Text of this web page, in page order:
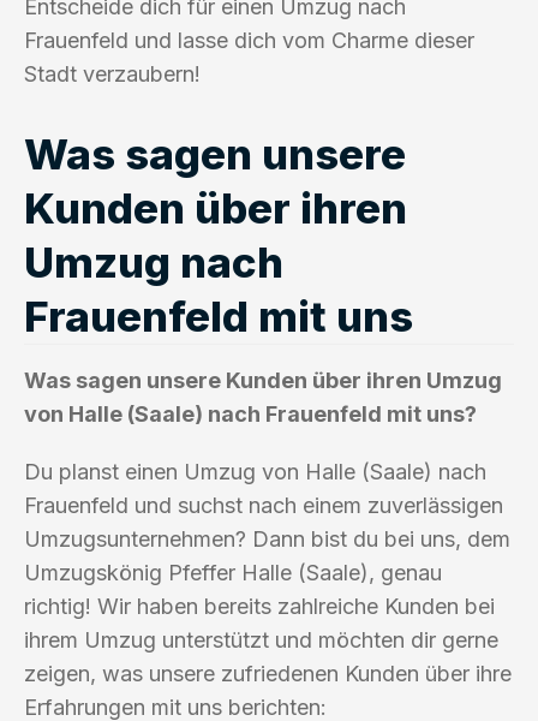
Entscheide dich für einen Umzug nach
Frauenfeld und lasse dich vom Charme dieser
Stadt verzaubern!
Was sagen unsere
Kunden über ihren
Umzug nach
Frauenfeld mit uns
Was sagen unsere Kunden über ihren Umzug
von Halle (Saale) nach Frauenfeld mit uns?
Du planst einen Umzug von Halle (Saale) nach
Frauenfeld und suchst nach einem zuverlässigen
Umzugsunternehmen? Dann bist du bei uns, dem
Umzugskönig Pfeffer Halle (Saale), genau
richtig! Wir haben bereits zahlreiche Kunden bei
ihrem Umzug unterstützt und möchten dir gerne
zeigen, was unsere zufriedenen Kunden über ihre
Erfahrungen mit uns berichten: